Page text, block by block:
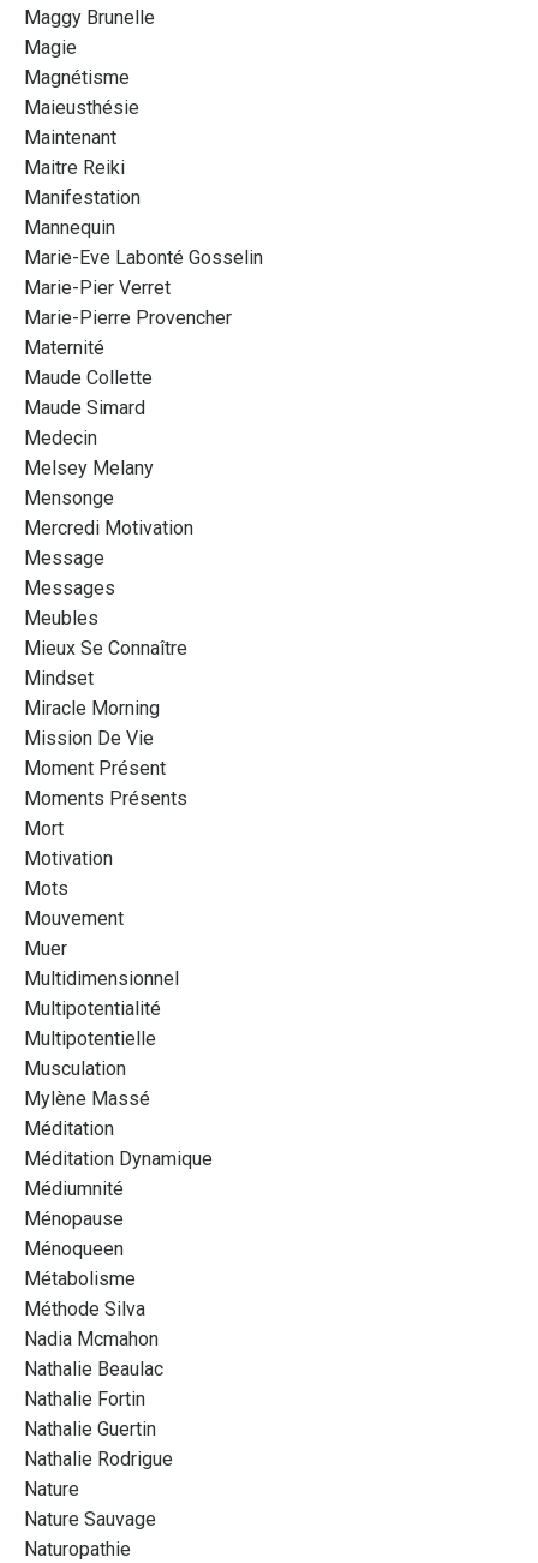
Maggy Brunelle
Magie
Magnétisme
Maieusthésie
Maintenant
Maitre Reiki
Manifestation
Mannequin
Marie-Eve Labonté Gosselin
Marie-Pier Verret
Marie-Pierre Provencher
Maternité
Maude Collette
Maude Simard
Medecin
Melsey Melany
Mensonge
Mercredi Motivation
Message
Messages
Meubles
Mieux Se Connaître
Mindset
Miracle Morning
Mission De Vie
Moment Présent
Moments Présents
Mort
Motivation
Mots
Mouvement
Muer
Multidimensionnel
Multipotentialité
Multipotentielle
Musculation
Mylène Massé
Méditation
Méditation Dynamique
Médiumnité
Ménopause
Ménoqueen
Métabolisme
Méthode Silva
Nadia Mcmahon
Nathalie Beaulac
Nathalie Fortin
Nathalie Guertin
Nathalie Rodrigue
Nature
Nature Sauvage
Naturopathie